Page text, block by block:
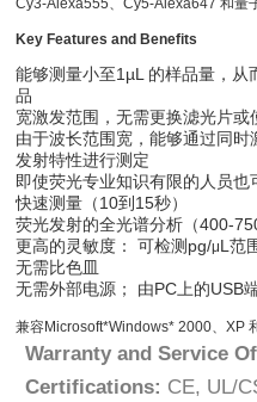
Key Features and Benefits
能够测量小至1µL 的样品量，
品
宽激发范围，无需更换滤光片或
由于波长范围宽，能够通过同
发射特性进行测定
即使荧光专业知识有限的人员也
快速测量（10到15秒）
荧光发射的全光谱分析（400-
更高的灵敏度： 可检测pg/μL范
无需比色皿
无需外部电源； 由PC上的USB
兼容Microsoft*Windows* 2000、XP
Warranty and Service
Certifications: CE, UL/